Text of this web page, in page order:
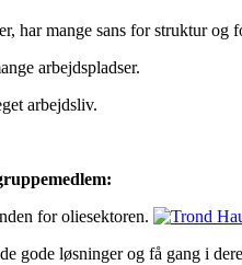
har mange sans for struktur og
arbejdspladser.
arbejdsliv.
for oliesektoren.
gode løsninger og få gang i